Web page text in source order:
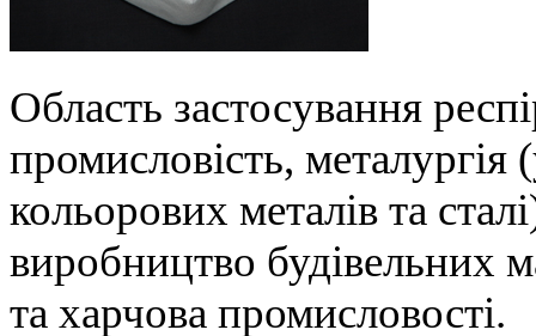
Область застосування
промисловість,
кольорових металів та
виробництво будівельних
та харчова промисловості.